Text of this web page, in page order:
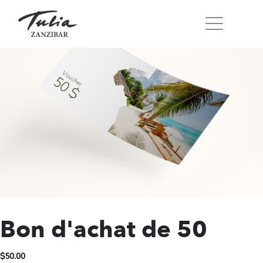
content
Bon d'achat de 50
$50.00